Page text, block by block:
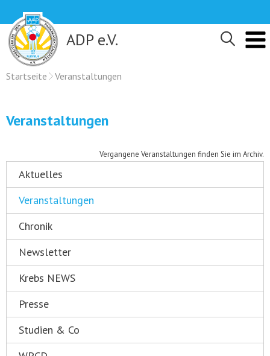
content
ADP e.V.
Startseite Veranstaltungen
Veranstaltungen
Vergangene Veranstaltungen finden Sie im Archiv.
Aktuelles
Veranstaltungen
Chronik
Newsletter
Krebs NEWS
Presse
Studien & Co